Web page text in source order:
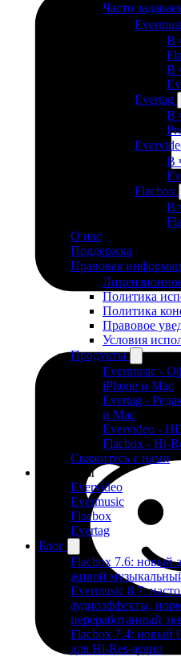
Часто
В
В
Evertag
В
В
Flacbox
В
О нас
Поддержка
Правовая
Политика
Политика
Правовое
Условия
Продукты
Evermusic -
iPhone и Mac
Evertag -
и Mac
Evervideo -
Flacbox - Hi-
Свяжитесь с нами
Продукты
Evervideo
Evermusic
Flacbox
Evertag
Блог
Flacbox 7.6: новый
живой
Evermusic 8.7:
аудиоэффекты,
переработанный
Flacbox 7.4: новый
для Hi-Res-аудио